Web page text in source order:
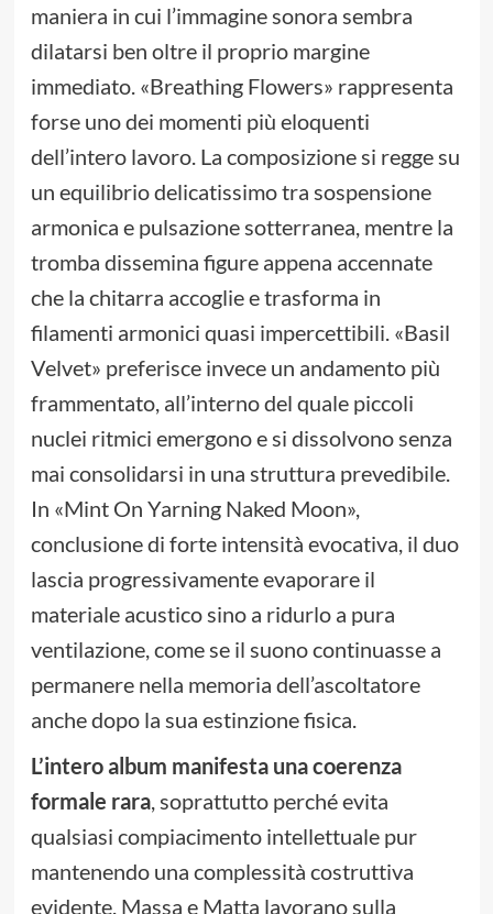
maniera in cui l’immagine sonora sembra
dilatarsi ben oltre il proprio margine
immediato. «Breathing Flowers» rappresenta
forse uno dei momenti più eloquenti
dell’intero lavoro. La composizione si regge su
un equilibrio delicatissimo tra sospensione
armonica e pulsazione sotterranea, mentre la
tromba dissemina figure appena accennate
che la chitarra accoglie e trasforma in
filamenti armonici quasi impercettibili. «Basil
Velvet» preferisce invece un andamento più
frammentato, all’interno del quale piccoli
nuclei ritmici emergono e si dissolvono senza
mai consolidarsi in una struttura prevedibile.
In «Mint On Yarning Naked Moon»,
conclusione di forte intensità evocativa, il duo
lascia progressivamente evaporare il
materiale acustico sino a ridurlo a pura
ventilazione, come se il suono continuasse a
permanere nella memoria dell’ascoltatore
anche dopo la sua estinzione fisica.
L’intero album manifesta una coerenza
formale rara, soprattutto perché evita
qualsiasi compiacimento intellettuale pur
mantenendo una complessità costruttiva
evidente. Massa e Matta lavorano sulla